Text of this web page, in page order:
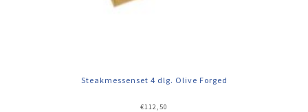
Steakmessenset 4 dlg. Olive Forged
€112,50